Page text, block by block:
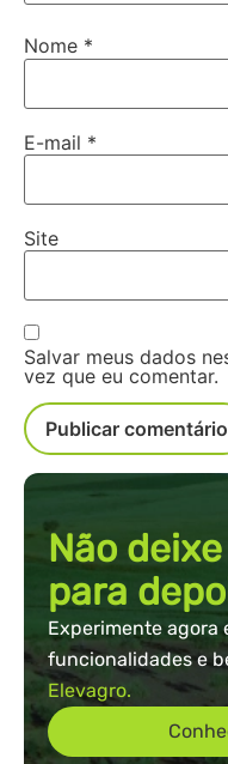
Nome *
E-mail *
Site
Salvar meus dados
vez que eu comentar.
Não
para
Experimente agora
funcionalidades e
Elevagro.